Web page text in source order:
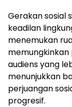
Gerakan sosial
keadilan
menemukan
audiens yang
menunjukkan
perjuangan
progresif.